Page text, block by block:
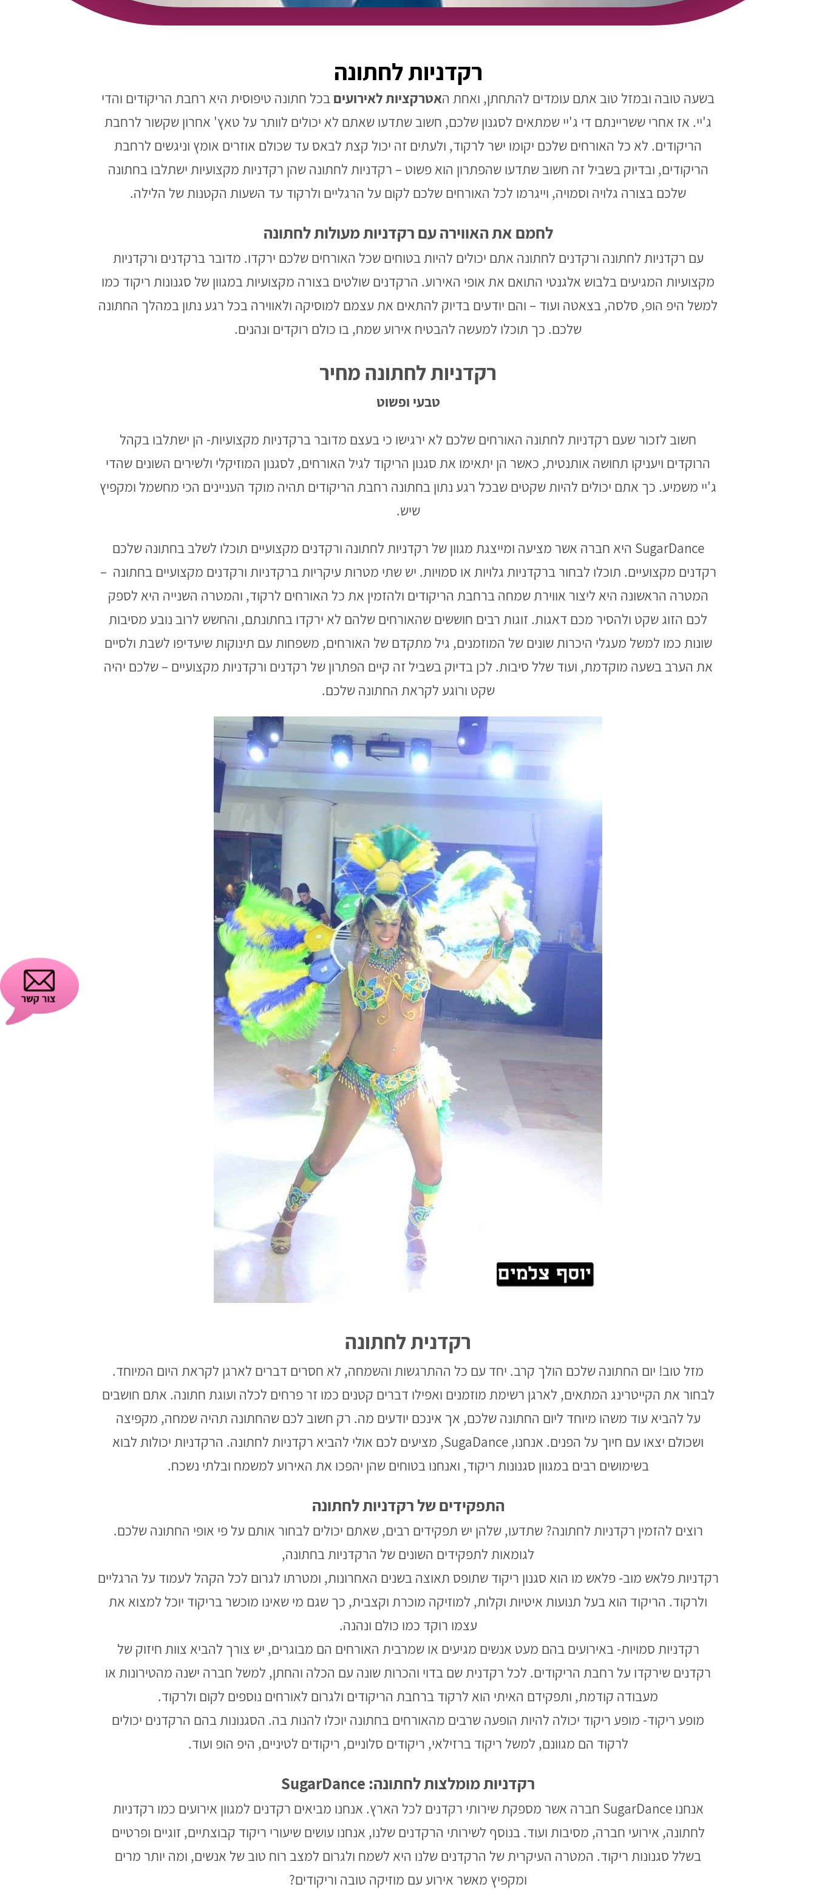
רקדניות לחתונה
בשעה טובה ובמזל טוב אתם עומדים להתחתן, ואחת האטרקציות לאירועים בכל חתונה טיפוסית היא רחבת הריקודים והדי
ג'יי. אז אחרי ששריינתם די ג'יי שמתאים לסגנון שלכם, חשוב שתדעו שאתם לא יכולים לוותר על טאץ' אחרון שקשור לרחבת
הריקודים. לא כל האורחים שלכם יקומו ישר לרקוד, ולעתים זה יכול קצת לבאס עד שכולם אוזרים אומץ וניגשים לרחבת
הריקודים, ובדיוק בשביל זה חשוב שתדעו שהפתרון הוא פשוט – רקדניות לחתונה שהן רקדניות מקצועיות ישתלבו בחתונה
שלכם בצורה גלויה וסמויה, וייגרמו לכל האורחים שלכם לקום על הרגליים ולרקוד עד השעות הקטנות של הלילה.
לחמם את האווירה עם רקדניות מעולות לחתונה
עם רקדניות לחתונה ורקדנים לחתונה אתם יכולים להיות בטוחים שכל האורחים שלכם ירקדו. מדובר ברקדנים ורקדניות
מקצועיות המגיעים בלבוש אלגנטי התואם את אופי האירוע. הרקדנים שולטים בצורה מקצועיות במגוון של סגנונות ריקוד כמו
למשל היפ הופ, סלסה, בצאטה ועוד – והם יודעים בדיוק להתאים את עצמם למוסיקה ולאווירה בכל רגע נתון במהלך החתונה
שלכם. כך תוכלו למעשה להבטיח אירוע שמח, בו כולם רוקדים ונהנים.
רקדניות לחתונה מחיר
טבעי ופשוט
חשוב לזכור שעם רקדניות לחתונה האורחים שלכם לא ירגישו כי בעצם מדובר ברקדניות מקצועיות- הן ישתלבו בקהל
הרוקדים ויעניקו תחושה אותנטית, כאשר הן יתאימו את סגנון הריקוד לגיל האורחים, לסגנון המוזיקלי ולשירים השונים שהדי
ג'יי משמיע. כך אתם יכולים להיות שקטים שבכל רגע נתון בחתונה רחבת הריקודים תהיה מוקד העניינים הכי מחשמל ומקפיץ
שיש.
SugarDance היא חברה אשר מציעה ומייצגת מגוון של רקדניות לחתונה ורקדנים מקצועיים תוכלו לשלב בחתונה שלכם
רקדנים מקצועיים. תוכלו לבחור ברקדניות גלויות או סמויות. יש שתי מטרות עיקריות ברקדניות ורקדנים מקצועיים בחתונה –
המטרה הראשונה היא ליצור אווירת שמחה ברחבת הריקודים ולהזמין את כל האורחים לרקוד, והמטרה השנייה היא לספק
לכם הזוג שקט ולהסיר מכם דאגות. זוגות רבים חוששים שהאורחים שלהם לא ירקדו בחתונתם, והחשש לרוב נובע מסיבות
שונות כמו למשל מעגלי היכרות שונים של המוזמנים, גיל מתקדם של האורחים, משפחות עם תינוקות שיעדיפו לשבת ולסיים
את הערב בשעה מוקדמת, ועוד שלל סיבות. לכן בדיוק בשביל זה קיים הפתרון של רקדנים ורקדניות מקצועיים – שלכם יהיה
שקט ורוגע לקראת החתונה שלכם.
רקדנית לחתונה
מזל טוב! יום החתונה שלכם הולך קרב. יחד עם כל ההתרגשות והשמחה, לא חסרים דברים לארגן לקראת היום המיוחד.
לבחור את הקייטרינג המתאים, לארגן רשימת מוזמנים ואפילו דברים קטנים כמו זר פרחים לכלה ועוגת חתונה. אתם חושבים
על להביא עוד משהו מיוחד ליום החתונה שלכם, אך אינכם יודעים מה. רק חשוב לכם שהחתונה תהיה שמחה, מקפיצה
ושכולם יצאו עם חיוך על הפנים. אנחנו, SugaDance, מציעים לכם אולי להביא רקדניות לחתונה. הרקדניות יכולות לבוא
בשימושים רבים במגוון סגנונות ריקוד, ואנחנו בטוחים שהן יהפכו את האירוע למשמח ובלתי נשכח.
התפקידים של רקדניות לחתונה
רוצים להזמין רקדניות לחתונה? שתדעו, שלהן יש תפקידים רבים, שאתם יכולים לבחור אותם על פי אופי החתונה שלכם.
לגומאות לתפקידים השונים של הרקדניות בחתונה,
רקדניות פלאש מוב- פלאש מו הוא סגנון ריקוד שתופס תאוצה בשנים האחרונות, ומטרתו לגרום לכל הקהל לעמוד על הרגליים
ולרקוד. הריקוד הוא בעל תנועות איטיות וקלות, למוזיקה מוכרת וקצבית, כך שגם מי שאינו מוכשר בריקוד יוכל למצוא את
עצמו רוקד כמו כולם ונהנה.
רקדניות סמויות- באירועים בהם מעט אנשים מגיעים או שמרבית האורחים הם מבוגרים, יש צורך להביא צוות חיזוק של
רקדנים שירקדו על רחבת הריקודים. לכל רקדנית שם בדוי והכרות שונה עם הכלה והחתן, למשל חברה ישנה מהטירונות או
מעבודה קודמת, ותפקידם האיתי הוא לרקוד ברחבת הריקודים ולגרום לאורחים נוספים לקום ולרקוד.
מופע ריקוד- מופע ריקוד יכולה להיות הופעה שרבים מהאורחים בחתונה יוכלו להנות בה. הסגנונות בהם הרקדנים יכולים
לרקוד הם מגוונם, למשל ריקוד ברזילאי, ריקודים סלוניים, ריקודים לטיניים, היפ הופ ועוד.
רקדניות מומלצות לחתונה: SugarDance
אנחנו SugarDance חברה אשר מספקת שירותי רקדנים לכל הארץ. אנחנו מביאים רקדנים למגוון אירועים כמו רקדניות
לחתונה, אירועי חברה, מסיבות ועוד. בנוסף לשירותי הרקדנים שלנו, אנחנו עושים שיעורי ריקוד קבוצתיים, זוגיים ופרטיים
בשלל סגנונות ריקוד. המטרה העיקרית של הרקדנים שלנו היא לשמח ולגרום למצב רוח טוב של אנשים, ומה יותר מרים
ומקפיץ מאשר אירוע עם מוזיקה טובה וריקודים?